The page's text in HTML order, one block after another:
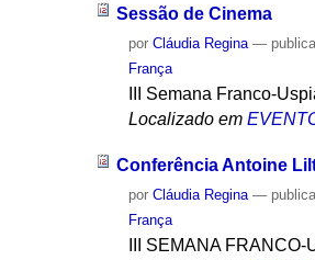
Sessão de Cinema
porCláudia Regina —
França
III Semana Franco-
Localizado em
Conferência Antoine
porCláudia Regina —
França
III SEMANA